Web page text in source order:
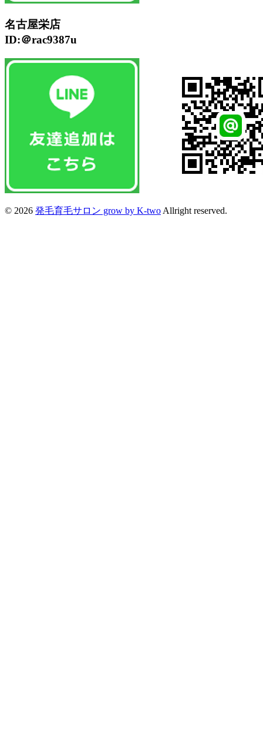
名古屋栄店
ID:＠rac9387u
© 2026 発毛育毛サロン grow by K-twoAllright reserved.